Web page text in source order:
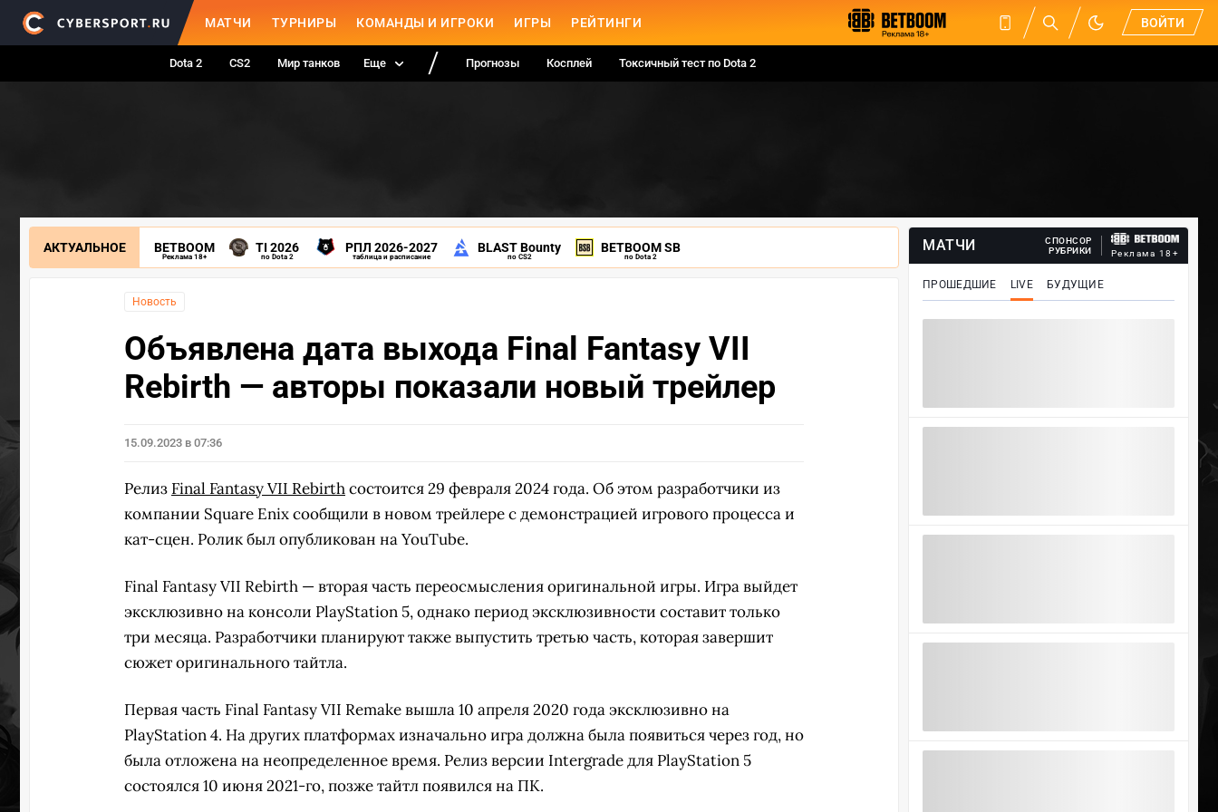
МАТЧИ ТУРНИРЫ КОМАНДЫ И ИГРОКИ ИГРЫ РЕЙТИНГИ ВОЙТИ
Dota 2 CS2 Мир танков Еще Прогнозы Косплей Токсичный тест по Dota 2
АКТУАЛЬНОЕ BETBOOM
Реклама 18+
TI 2026
по Dota 2
РПЛ 2026-2027
таблица и расписание
BLAST Bounty
по CS2
BETBOOM SB
по Dota 2
Новость
Объявлена дата выхода Final Fantasy VII
Rebirth — авторы показали новый трейлер
15.09.2023 в 07:36
Релиз Final Fantasy VII Rebirthсостоится 29 февраля 2024 года. Об этом разработчики из
компании Square Enix сообщили в новом трейлере с демонстрацией игрового процесса и
кат-сцен. Ролик был опубликован на YouTube.
Final Fantasy VII Rebirth — вторая часть переосмысления оригинальной игры. Игра выйдет
эксклюзивно на консоли PlayStation 5, однако период эксклюзивности составит только
три месяца. Разработчики планируют также выпустить третью часть, которая завершит
сюжет оригинального тайтла.
Первая часть Final Fantasy VII Remake вышла 10 апреля 2020 года эксклюзивно на
PlayStation 4. На других платформах изначально игра должна была появиться через год, но
была отложена на неопределенное время. Релиз версии Intergrade для PlayStation 5
состоялся 10 июня 2021-го, позже тайтл появился на ПК.
МАТЧИ
СПОНСОР
РУБРИКИ
Реклама 18+
ПРОШЕДШИЕ LIVE БУДУЩИЕ